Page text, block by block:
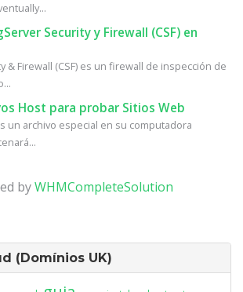
Security y Firewall (CSF) en
& Firewall (CSF) es un firewall de inspección de
Host para probar Sitios Web
un archivo especial en su computadora
byWHMCompleteSolution
(Domínios UK)